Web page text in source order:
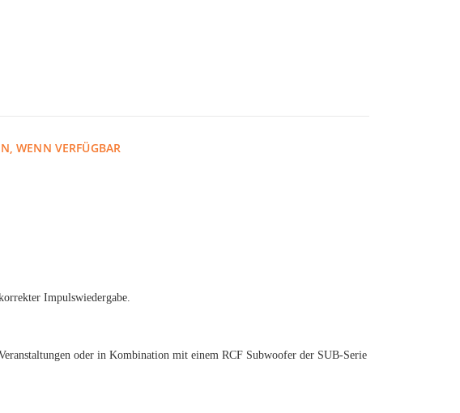
WENN VERFÜGBAR
Impulswiedergabe.
oder in Kombination mit einem RCF Subwoofer der SUB-Serie